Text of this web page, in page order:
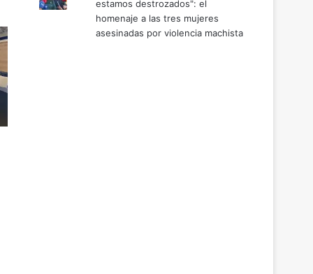
estamos destrozados": el
homenaje a las tres mujeres
asesinadas por violencia machista